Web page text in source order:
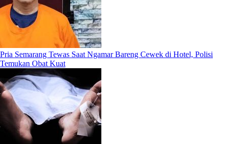
Pria Semarang Tewas Saat Ngamar Bareng Cewek di Hotel, Polisi
Temukan Obat Kuat